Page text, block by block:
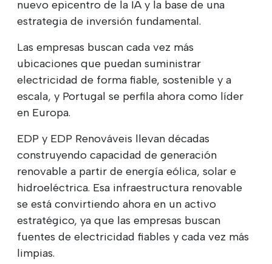
nuevo epicentro de la IA y la base de una
estrategia de inversión fundamental.
Las empresas buscan cada vez más
ubicaciones que puedan suministrar
electricidad de forma fiable, sostenible y a
escala, y Portugal se perfila ahora como líder
en Europa.
EDP y EDP Renováveis llevan décadas
construyendo capacidad de generación
renovable a partir de energía eólica, solar e
hidroeléctrica. Esa infraestructura renovable
se está convirtiendo ahora en un activo
estratégico, ya que las empresas buscan
fuentes de electricidad fiables y cada vez más
limpias.